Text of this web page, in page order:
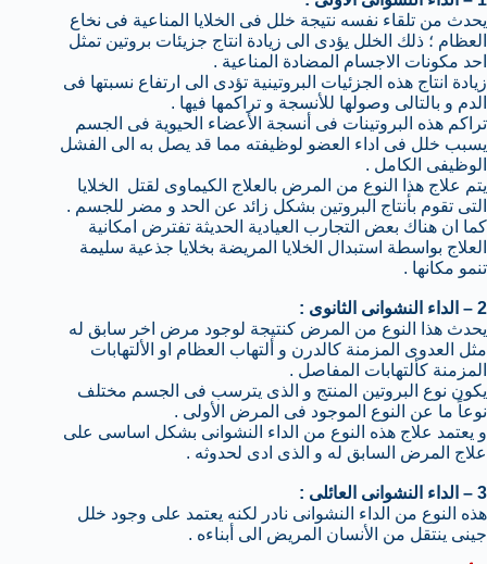
يحدث من تلقاء نفسه نتيجة خلل فى الخلايا المناعية فى نخاع
العظام ؛ ذلك الخلل يؤدى الى زيادة انتاج جزيئات بروتين تمثل
احد مكونات الاجسام المضادة المناعية .
زيادة انتاج هذه الجزئيات البروتينية تؤدى الى ارتفاع نسبتها فى
الدم و بالتالى وصولها للأنسجة و تراكمها فيها .
تراكم هذه البروتينات فى أنسجة الأعضاء الحيوية فى الجسم
يسبب خلل فى اداء العضو لوظيفته مما قد يصل به الى الفشل
الوظيفى الكامل .
يتم علاج هذا النوع من المرض بالعلاج الكيماوى لقتل الخلايا
التى تقوم بأنتاج البروتين بشكل زائد عن الحد و مضر للجسم .
كما ان هناك بعض التجارب العيادية الحديثة تفترض امكانية
العلاج بواسطة استبدال الخلايا المريضة بخلايا جذعية سليمة
تنمو مكانها .
2 – الداء النشوانى الثانوى :
يحدث هذا النوع من المرض كنتيجة لوجود مرض اخر سابق له
مثل العدوى المزمنة كالدرن و ألتهاب العظام او الألتهابات
المزمنة كألتهابات المفاصل .
يكون نوع البروتين المنتج و الذى يترسب فى الجسم مختلف
نوعاً ما عن النوع الموجود فى المرض الأولى .
و يعتمد علاج هذه النوع من الداء النشوانى بشكل اساسى على
علاج المرض السابق له و الذى ادى لحدوثه .
3 – الداء النشوانى العائلى :
هذه النوع من الداء النشوانى نادر لكنه يعتمد على وجود خلل
جينى ينتقل من الأنسان المريض الى أبناءه .